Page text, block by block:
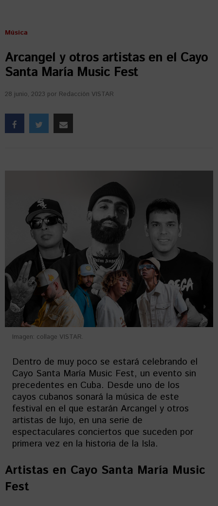
Música
Arcangel y otros artistas en el Cayo
Santa María Music Fest
28 junio, 2023 por Redacción VISTAR
Imagen: collage VISTAR.
Dentro de muy poco se estará celebrando el
Cayo Santa María Music Fest, un evento sin
precedentes en Cuba. Desde uno de los
cayos cubanos sonará la música de este
festival en el que estarán Arcangel y otros
artistas de lujo, en una serie de
espectaculares conciertos que suceden por
primera vez en la historia de la Isla.
Artistas en Cayo Santa María Music
Fest